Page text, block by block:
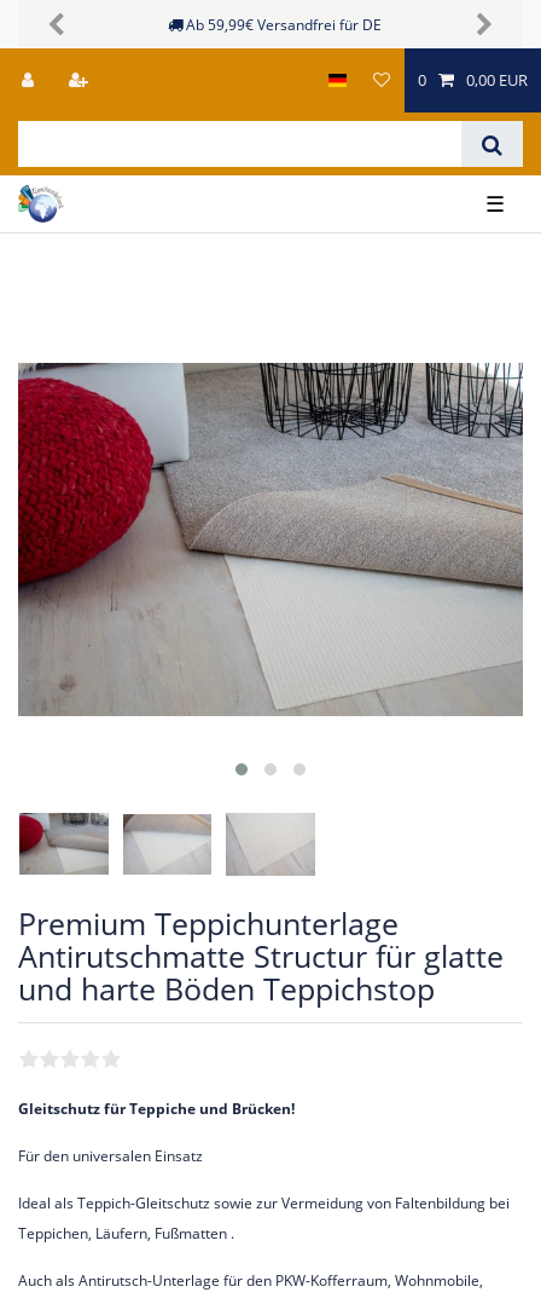
Sichere Zahlungsmöglichkeiten
Previous Next
0 0,00 EUR
☰
Premium Teppichunterlage
Antirutschmatte Structur für glatte
und harte Böden Teppichstop
Gleitschutz für Teppiche und Brücken!
Für den universalen Einsatz
Ideal als Teppich-Gleitschutz sowie zur Vermeidung von Faltenbildung bei
Teppichen, Läufern, Fußmatten .
Auch als Antirutsch-Unterlage für den PKW-Kofferraum, Wohnmobile,